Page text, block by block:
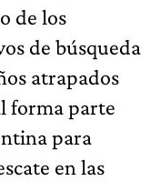
de los
de búsqueda
atrapados
forma parte
para
en las